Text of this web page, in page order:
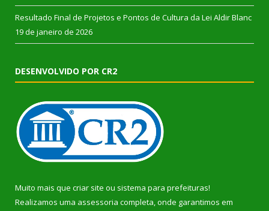
Resultado Final de Projetos e Pontos de Cultura da Lei Aldir Blanc
19 de janeiro de 2026
DESENVOLVIDO POR CR2
Muito mais que criar site ou sistema para prefeituras!
Realizamos uma assessoria completa, onde garantimos em